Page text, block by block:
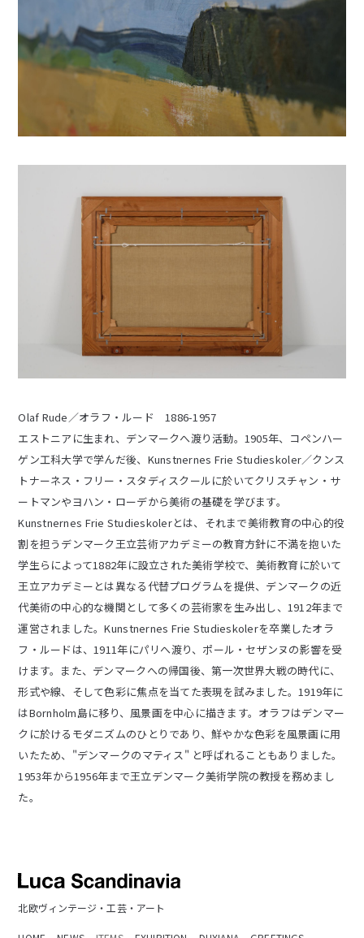
Olaf Rude／オラフ・ルード 1886-1957
エストニアに生まれ、デンマークへ渡り活動。1905年、コペンハー
ゲン工科大学で学んだ後、Kunstnernes Frie Studieskoler／クンス
トナーネス・フリー・スタディスクールに於いてクリスチャン・サ
ートマンやヨハン・ローデから美術の基礎を学びます。
Kunstnernes Frie Studieskolerとは、それまで美術教育の中心的役
割を担うデンマーク王立芸術アカデミーの教育方針に不満を抱いた
学生らによって1882年に設立された美術学校で、美術教育に於いて
王立アカデミーとは異なる代替プログラムを提供、デンマークの近
代美術の中心的な機関として多くの芸術家を生み出し、1912年まで
運営されました。Kunstnernes Frie Studieskolerを卒業したオラ
フ・ルードは、1911年にパリへ渡り、ポール・セザンヌの影響を受
けます。また、デンマークへの帰国後、第一次世界大戦の時代に、
形式や線、そして色彩に焦点を当てた表現を試みました。1919年に
はBornholm島に移り、風景画を中心に描きます。オラフはデンマー
クに於けるモダニズムのひとりであり、鮮やかな色彩を風景画に用
いたため、"デンマークのマティス" と呼ばれることもありました。
1953年から1956年まで王立デンマーク美術学院の教授を務めまし
た。
北欧ヴィンテージ・工芸・アート